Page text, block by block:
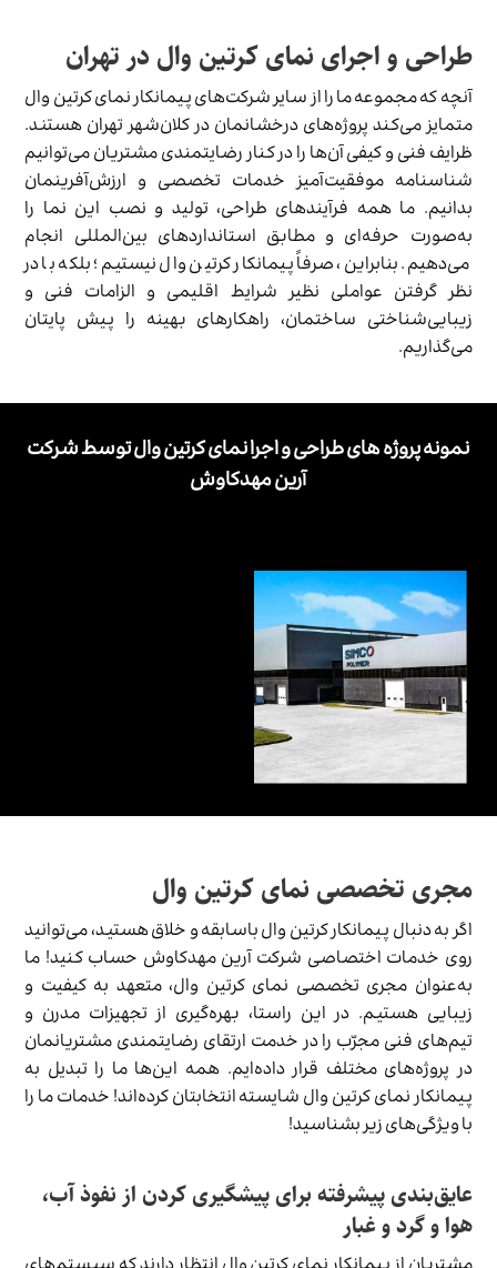
طراحی و اجرای نمای کرتین وال در تهران
آنچه که مجموعه ما را از سایر شرکت‌های پیمانکار نمای کرتین وال
متمایز می‌کند پروژه‌های درخشانمان در کلان‌شهر تهران هستند.
ظرایف فنی و کیفی آن‌ها را در کنار رضایتمندی مشتریان می‌توانیم
شناسنامه موفقیت‌آمیز خدمات تخصصی و ارزش‌آفرینمان
بدانیم. ما همه فرآیندهای طراحی، تولید و نصب این نما را
به‌صورت حرفه‌ای و مطابق استانداردهای بین‌المللی انجام
می‌دهیم. بنابراین، صرفاً پیمانکار کرتین وال نیستیم؛ بلکه با در
نظر گرفتن عواملی نظیر شرایط اقلیمی و الزامات فنی و
زیبایی‌شناختی ساختمان، راهکارهای بهینه را پیش پایتان
می‌گذاریم.
نمونه پروژه های طراحی و اجرا نمای کرتین وال توسط شرکت
آرین مهدکاوش
مجری تخصصی نمای کرتین وال
اگر به دنبال پیمانکار کرتین وال باسابقه و خلاق هستید، می‌توانید
روی خدمات اختصاصی شرکت آرین مهدکاوش حساب کنید! ما
به‌عنوان مجری تخصصی نمای کرتین وال، متعهد به کیفیت و
زیبایی هستیم. در این راستا، بهره‌گیری از تجهیزات مدرن و
تیم‌های فنی مجرّب را در خدمت ارتقای رضایتمندی مشتریانمان
در پروژه‌های مختلف قرار داده‌ایم. همه این‌ها ما را تبدیل به
پیمانکار نمای کرتین وال شایسته انتخابتان کرده‌اند! خدمات ما را
با ویژگی‌های زیر بشناسید!
عایق‌بندی پیشرفته برای پیشگیری کردن از نفوذ آب،
هوا و گرد و غبار